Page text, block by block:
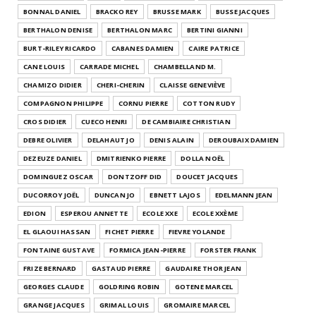
BONNAL DANIEL BRACKO REY BRUSSE MARK
BUSSE JACQUES
BERTHALON DENISE
BERTHALON MARC
BERTINI GIANNI
BURT-RILEY RICARDO
CABANES DAMIEN
CAIRE PATRICE
CANE LOUIS
CARRADE MICHEL
CHAMBELLAND M.
CHAMIZO DIDIER
CHERI-CHERIN
CLAISSE GENEVIÈVE
COMPAGNON PHILIPPE
CORNU PIERRE
COTTON RUDY
CROS DIDIER
CUECO HENRI
DE CAMBIAIRE CHRISTIAN
DEBRE OLIVIER
DELAHAUT JO DENIS ALAIN
DEROUBAIX DAMIEN
DEZEUZE DANIEL
DMITRIENKO PIERRE
DOLLA NOËL
DOMINGUEZ OSCAR
DONTZOFF DID
DOUCET JACQUES
DUCORROY JOËL
DUNCAN JO EBNETT LAJOS
EDELMANN JEAN
EDION
ESPEROU ANNETTE ECOLE XXE
ECOLE XXÈME
EL GLAOUI HASSAN
FICHET PIERRE
FIEVRE YOLANDE
FONTAINE GUSTAVE
FORMICA JEAN-PIERRE
FORSTER FRANK
FRIZE BERNARD
GASTAUD PIERRE
GAUDAIRE THOR JEAN
GEORGES CLAUDE
GOLDRING ROBIN
GOTENE MARCEL
GRANGE JACQUES
GRIMAL LOUIS GROMAIRE MARCEL